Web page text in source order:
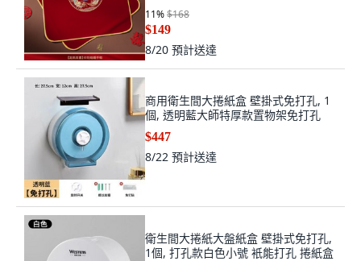
11%$168
$149
8/20 預計送達
商用衛生間大捲紙盒 壁掛式免打孔, 1
個, 透明藍大師特厚款置物架免打孔
$447
8/22 預計送達
衛生間大捲紙大盤紙盒 壁掛式免打孔,
1個, 打孔款白色小號 衹能打孔 捲紙盒